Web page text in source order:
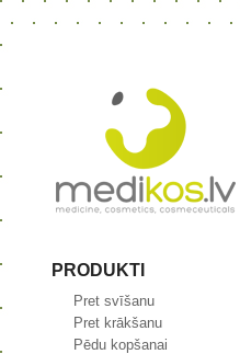
PRODUKTI
Pret svīšanu
Pret krākšanu
Pēdu kopšanai